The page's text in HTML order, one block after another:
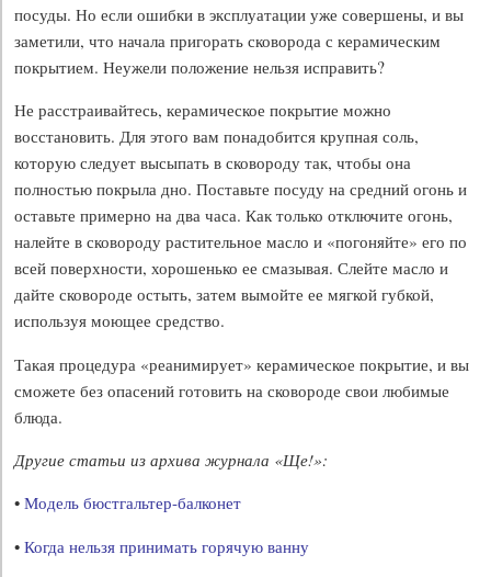
посуды. Но если ошибки в эксплуатации уже совершены, и вы
заметили, что начала пригорать сковорода с керамическим
покрытием. Неужели положение нельзя исправить?
Не расстраивайтесь, керамическое покрытие можно
восстановить. Для этого вам понадобится крупная соль,
которую следует высыпать в сковороду так, чтобы она
полностью покрыла дно. Поставьте посуду на средний огонь и
оставьте примерно на два часа. Как только отключите огонь,
налейте в сковороду растительное масло и «погоняйте» его по
всей поверхности, хорошенько ее смазывая. Слейте масло и
дайте сковороде остыть, затем вымойте ее мягкой губкой,
используя моющее средство.
Такая процедура «реанимирует» керамическое покрытие, и вы
сможете без опасений готовить на сковороде свои любимые
блюда.
Другие статьи из архива журнала «Ще!»:
•Модель бюстгальтер-балконет
•Когда нельзя принимать горячую ванну